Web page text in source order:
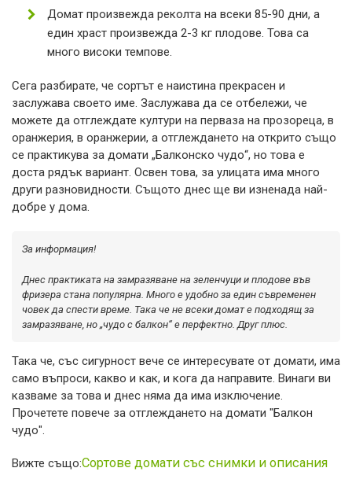
Домат произвежда реколта на всеки 85-90 дни, а
един храст произвежда 2-3 кг плодове. Това са
много високи темпове.
Сега разбирате, че сортът е наистина прекрасен и
заслужава своето име. Заслужава да се отбележи, че
можете да отглеждате култури на перваза на прозореца, в
оранжерия, в оранжерии, а отглеждането на открито също
се практикува за домати „Балконско чудо“, но това е
доста рядък вариант. Освен това, за улицата има много
други разновидности. Същото днес ще ви изненада най-
добре у дома.
За информация!
Днес практиката на замразяване на зеленчуци и плодове във
фризера стана популярна. Много е удобно за един съвременен
човек да спести време. Така че не всеки домат е подходящ за
замразяване, но „чудо с балкон“ е перфектно. Друг плюс.
Така че, със сигурност вече се интересувате от домати, има
само въпроси, какво и как, и кога да направите. Винаги ви
казваме за това и днес няма да има изключение.
Прочетете повече за отглеждането на домати "Балкон
чудо".
Вижте също:Сортове домати със снимки и описания